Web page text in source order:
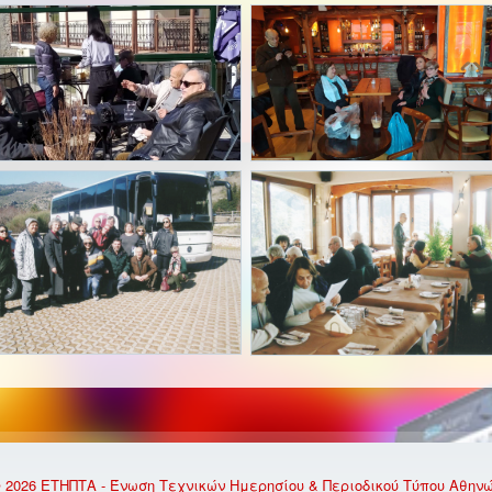
ΕΤΗΠΤΑ - Ένωση Τεχνικών Ημερησίου & Περιοδικού Τύπου